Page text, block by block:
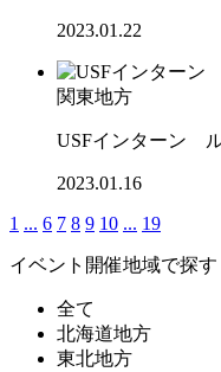
2023.01.22
関東地方
USFインターン
2023.01.16
1 ... 6 7 8 9 10 ... 19
イベント開催地域で探す
全て
北海道地方
東北地方